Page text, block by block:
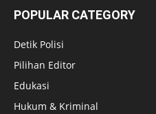
POPULAR CATEGORY
Detik Polisi
Pilihan Editor
Edukasi
Hukum & Kriminal